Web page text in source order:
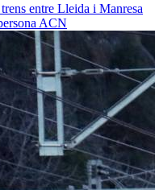
entre Lleida i Manresa
ACN